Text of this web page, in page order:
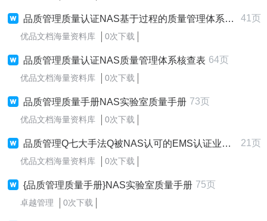
品质管理质量认证NAS基于过程的质量管理体系审核指南征求意见稿 41页
优品文档海量资料库 0次下载
品质管理质量认证NAS质量管理体系核查表 64页
优品文档海量资料库 0次下载
品质管理质量手册NAS实验室质量手册 73页
优品文档海量资料库 0次下载
品质管理Q七大手法Q被NAS认可的EMS认证业务范围分类表Q 21页
优品文档海量资料库 0次下载
{品质管理质量手册}NAS实验室质量手册 75页
卓越管理 0次下载